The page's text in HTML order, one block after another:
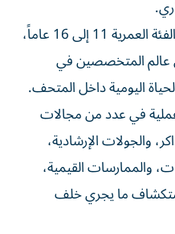
ويستهدف البرنامج اليافعين من الفئة العمرية 11 إلى 16 عاماً،
المتخصصين في
اليومية داخل المتحف.
في عدد من مجالات
والجولات الإرشادية،
والممارسات القيمية،
ما يجري خلف